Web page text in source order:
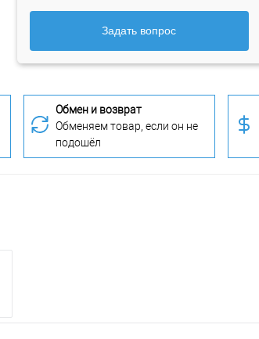
Задать вопрос
Обмен и возврат
Обменяем товар, если он не
подошёл